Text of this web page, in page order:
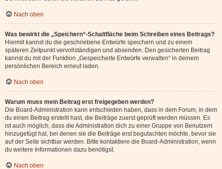
Nach oben
Was bewirkt die „Speichern“-Schaltfläche beim Schreiben eines Beitrags?
Hiermit kannst du die geschriebene Entwürfe speichern und zu einem
späteren Zeitpunkt vervollständigen und absenden. Den gesicherten Beitrag
kannst du mit der Funktion „Gespeicherte Entwürfe verwalten“ in deinem
persönlichen Bereich erneut laden.
Nach oben
Warum muss mein Beitrag erst freigegeben werden?
Die Board-Administration kann entschieden haben, dass in dem Forum, in dem
du einen Beitrag erstellt hast, die Beiträge zuerst geprüft werden müssen. Es
ist auch möglich, dass die Administration dich zu einer Gruppe von Benutzern
hinzugefügt hat, bei denen sie die Beiträge erst begutachten möchte, bevor sie
auf der Seite sichtbar werden. Bitte kontaktiere die Board-Administration, wenn
du weitere Informationen dazu benötigst.
Nach oben